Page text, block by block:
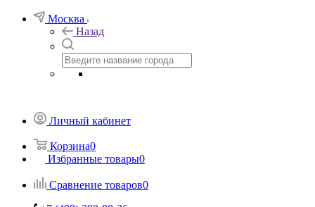
Москва
Назад
Личный кабинет
Корзина0
Избранные товары0
Сравнение товаров0